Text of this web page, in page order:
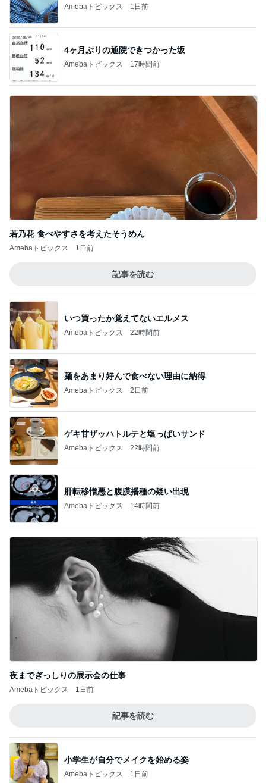
Amebaトピックス 1日前
4ヶ月ぶりの通院できつかった坂
Amebaトピックス 17時間前
若乃花 食べやすさを考えたそうめん
Amebaトピックス 1日前
記事を読む
いつ買ったか覚えてないエルメス
Amebaトピックス 22時間前
麺をあまり好んで食べない理由に納得
Amebaトピックス 2日前
ゲキ甘ザッハトルテと塩っぱいサンド
Amebaトピックス 22時間前
肝転移憎悪と腹膜播種の疑い出現
Amebaトピックス 14時間前
夜までぎっしりの展示会の仕事
Amebaトピックス 1日前
記事を読む
小学生が自分でメイクを始める姿
Amebaトピックス 1日前